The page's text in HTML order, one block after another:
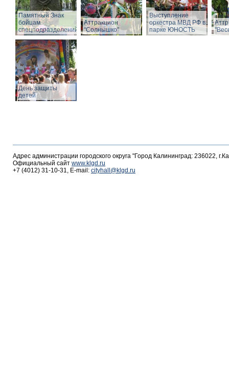
Памятный Знак
бойцам
спецподразделений
Аттракцион
"Солнышко"
Выступление
оркестра МВД РФ в
парке ЮНОСТЬ
День защиты
детей
Адрес администрации городского округа "Город Калининград: 236022,
Официальный сайт www.klgd.ru
+7 (4012) 31-10-31, E-mail: cityhall@klgd.ru